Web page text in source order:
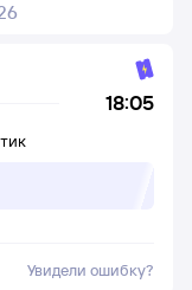
18:05
Увидели ошибку?